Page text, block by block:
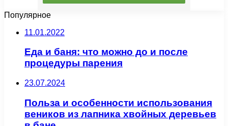
Популярное
11.01.2022
Еда и баня: что можно до и после
процедуры парения
23.07.2024
Польза и особенности использования
веников из лапника хвойных деревьев